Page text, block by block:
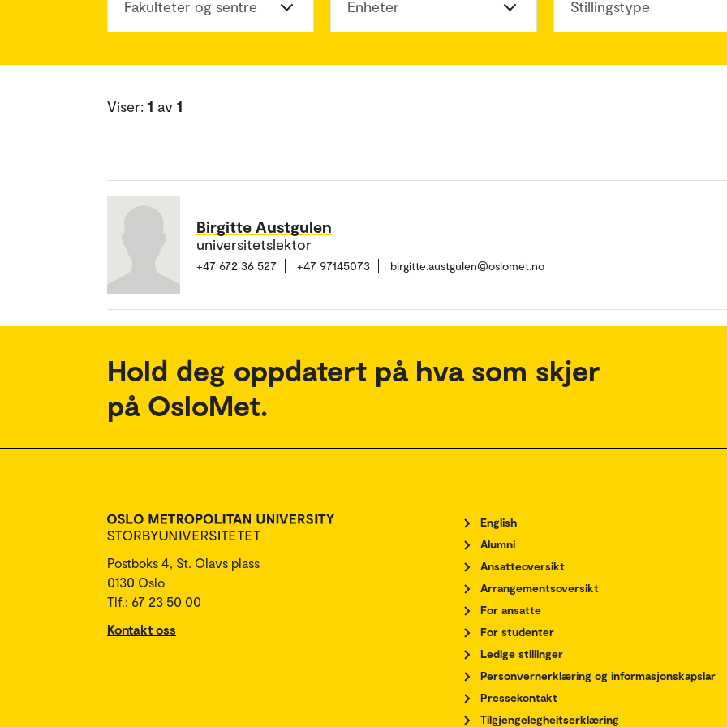
Fakulteter og sentre Enheter Stillingstype
Viser: 1 av 1
Birgitte Austgulen
universitetslektor
+47 672 36 527 +47 97145073 birgitte.austgulen@oslomet.no
Hold deg oppdatert på hva som skjer
på OsloMet.
Postboks 4, St. Olavs plass
0130 Oslo
Tlf.: 67 23 50 00
Kontakt oss
English
Alumni
Ansatteoversikt
Arrangementsoversikt
For ansatte
For studenter
Ledige stillinger
Personvernerklæring og informasjonskapslar
Pressekontakt
Tilgjengelegheitserklæring